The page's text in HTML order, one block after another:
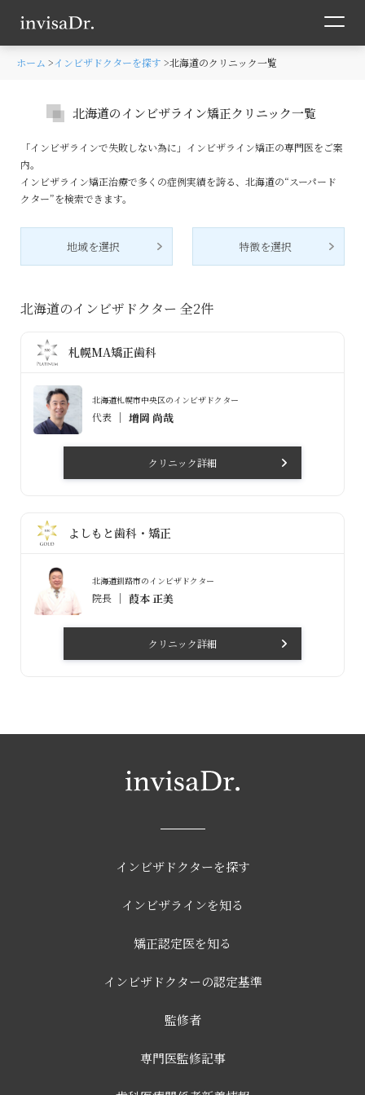
ホーム インビザドクターを探す 北海道のクリニック一覧
北海道のインビザライン矯正クリニック一覧
「インビザラインで失敗しない為に」インビザライン矯正の専門医をご案
内。
インビザライン矯正治療で多くの症例実績を誇る、北海道の“スーパード
クター”を検索できます。
地域を選択 特徴を選択
北海道のインビザドクター 全2件
札幌MA矯正歯科
北海道札幌市中央区のインビザドクター
代表 増岡 尚哉
クリニック詳細
よしもと歯科・矯正
北海道釧路市のインビザドクター
院長 葭本 正美
クリニック詳細
インビザドクターを探す
インビザラインを知る
矯正認定医を知る
インビザドクターの認定基準
監修者
専門医監修記事